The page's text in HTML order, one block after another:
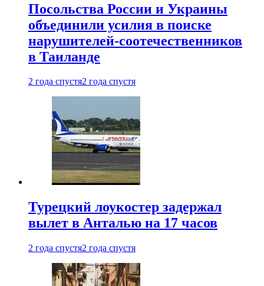
Посольства России и Украины
объединили усилия в поиске
нарушителей-соотечественников
в Таиланде
2 года спустя2 года спустя
Турецкий лоукостер задержал
вылет в Анталью на 17 часов
2 года спустя2 года спустя